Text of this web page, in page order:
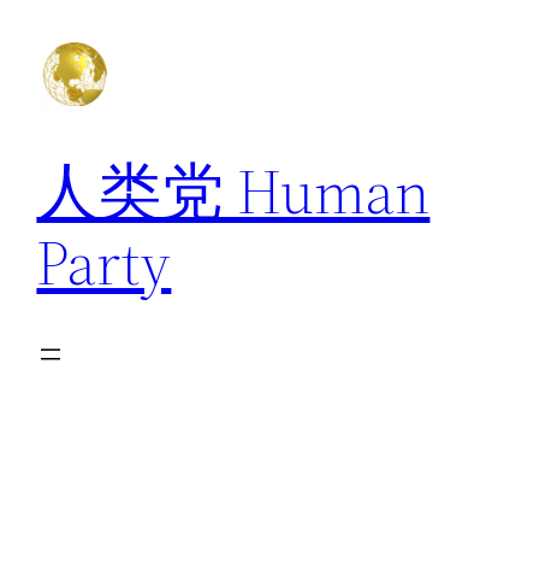
人类党 Human
Party